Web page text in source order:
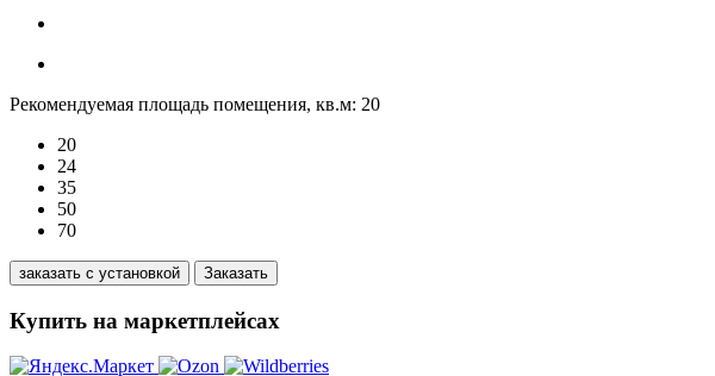
Рекомендуемая площадь помещения, кв.м: 20
20
24
35
50
70
заказать с установкой Заказать
Купить на маркетплейсах